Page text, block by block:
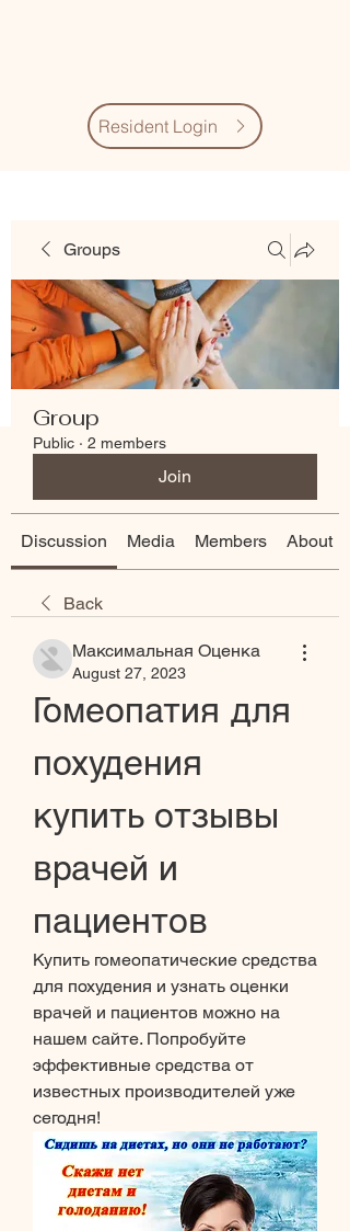
Resident Login
Groups
Group
Public · 2 members
Join
Discussion Media Members About
Back
Максимальная Оценка
August 27, 2023
Гомеопатия для
похудения
купить отзывы
врачей и
пациентов
Купить гомеопатические средства
для похудения и узнать оценки
врачей и пациентов можно на
нашем сайте. Попробуйте
эффективные средства от
известных производителей уже
сегодня!